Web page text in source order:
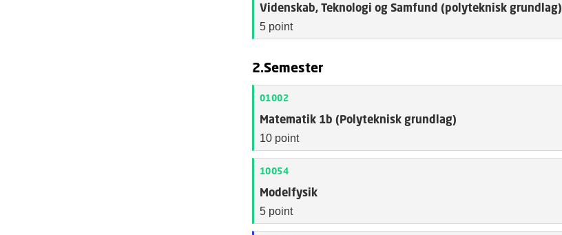
Videnskab, Teknologi og Samfund (polyteknisk grundlag)
5 point
2.Semester
01002
Matematik 1b (Polyteknisk grundlag)
10 point
10054
Modelfysik
5 point